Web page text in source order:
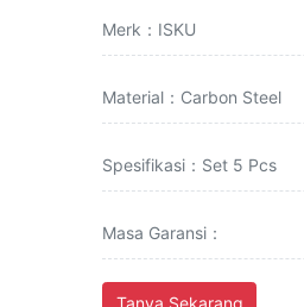
Merk：ISKU
Material：Carbon Steel
Spesifikasi：Set 5 Pcs
Masa Garansi：
Tanya Sekarang